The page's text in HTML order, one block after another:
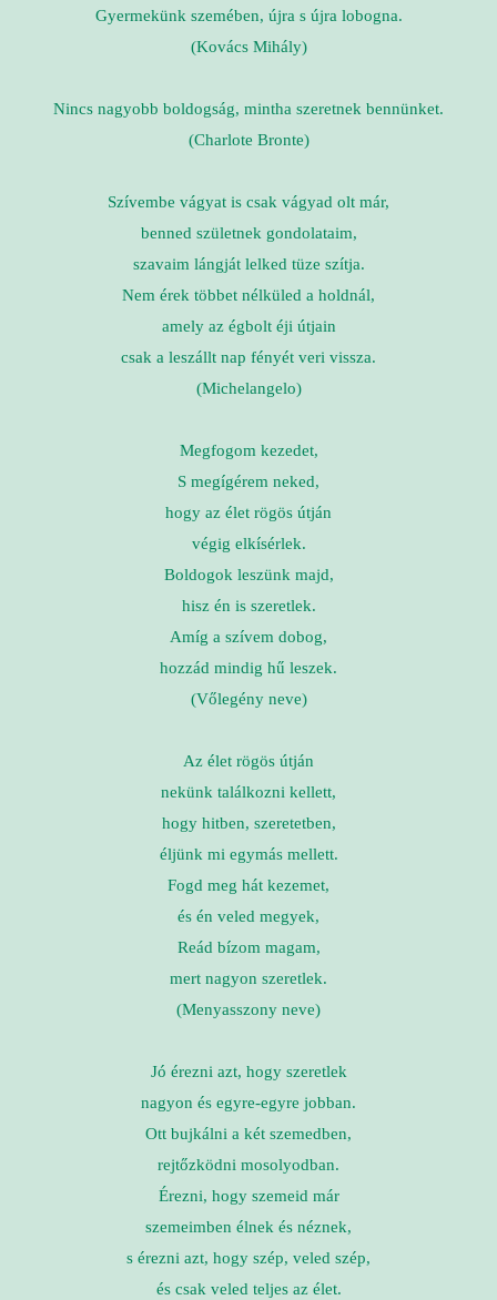
Gyermekünk szemében, újra s újra lobogna.
(Kovács Mihály)
Nincs nagyobb boldogság, mintha szeretnek bennünket.
(Charlote Bronte)
Szívembe vágyat is csak vágyad olt már,
benned születnek gondolataim,
szavaim lángját lelked tüze szítja.
Nem érek többet nélküled a holdnál,
amely az égbolt éji útjain
csak a leszállt nap fényét veri vissza.
(Michelangelo)
Megfogom kezedet,
S megígérem neked,
hogy az élet rögös útján
végig elkísérlek.
Boldogok leszünk majd,
hisz én is szeretlek.
Amíg a szívem dobog,
hozzád mindig hű leszek.
(Vőlegény neve)
Az élet rögös útján
nekünk találkozni kellett,
hogy hitben, szeretetben,
éljünk mi egymás mellett.
Fogd meg hát kezemet,
és én veled megyek,
Reád bízom magam,
mert nagyon szeretlek.
(Menyasszony neve)
Jó érezni azt, hogy szeretlek
nagyon és egyre-egyre jobban.
Ott bujkálni a két szemedben,
rejtőzködni mosolyodban.
Érezni, hogy szemeid már
szemeimben élnek és néznek,
s érezni azt, hogy szép, veled szép,
és csak veled teljes az élet.